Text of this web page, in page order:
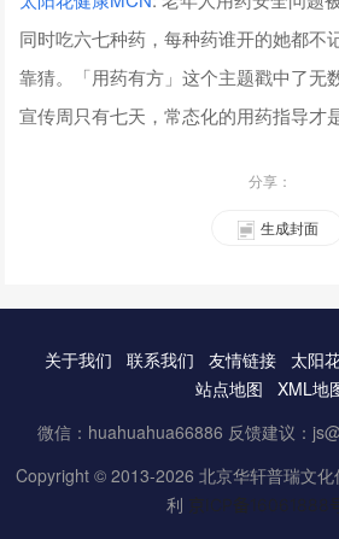
同时吃六七种药，每种药谁开的她都不
靠猜。「用药有方」这个主题戳中了
宣传周只有七天，常态化的用药指导才
分享：
生成封面
关于我们 联系我们 友情链接 太阳
站点地图
XML地
微信：huahuahua66886 反馈建议：
Copyright © 2013-2026 北京华轩普瑞文
利 京ICP备16061888